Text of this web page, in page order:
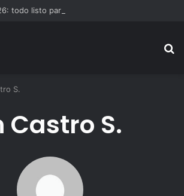
todo listo para la gran final del RallyACP
S.
Castro S.